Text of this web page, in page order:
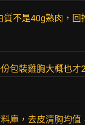
質不是40g熟肉，回
包裝雞胸大概也
庫，去皮清胸均值